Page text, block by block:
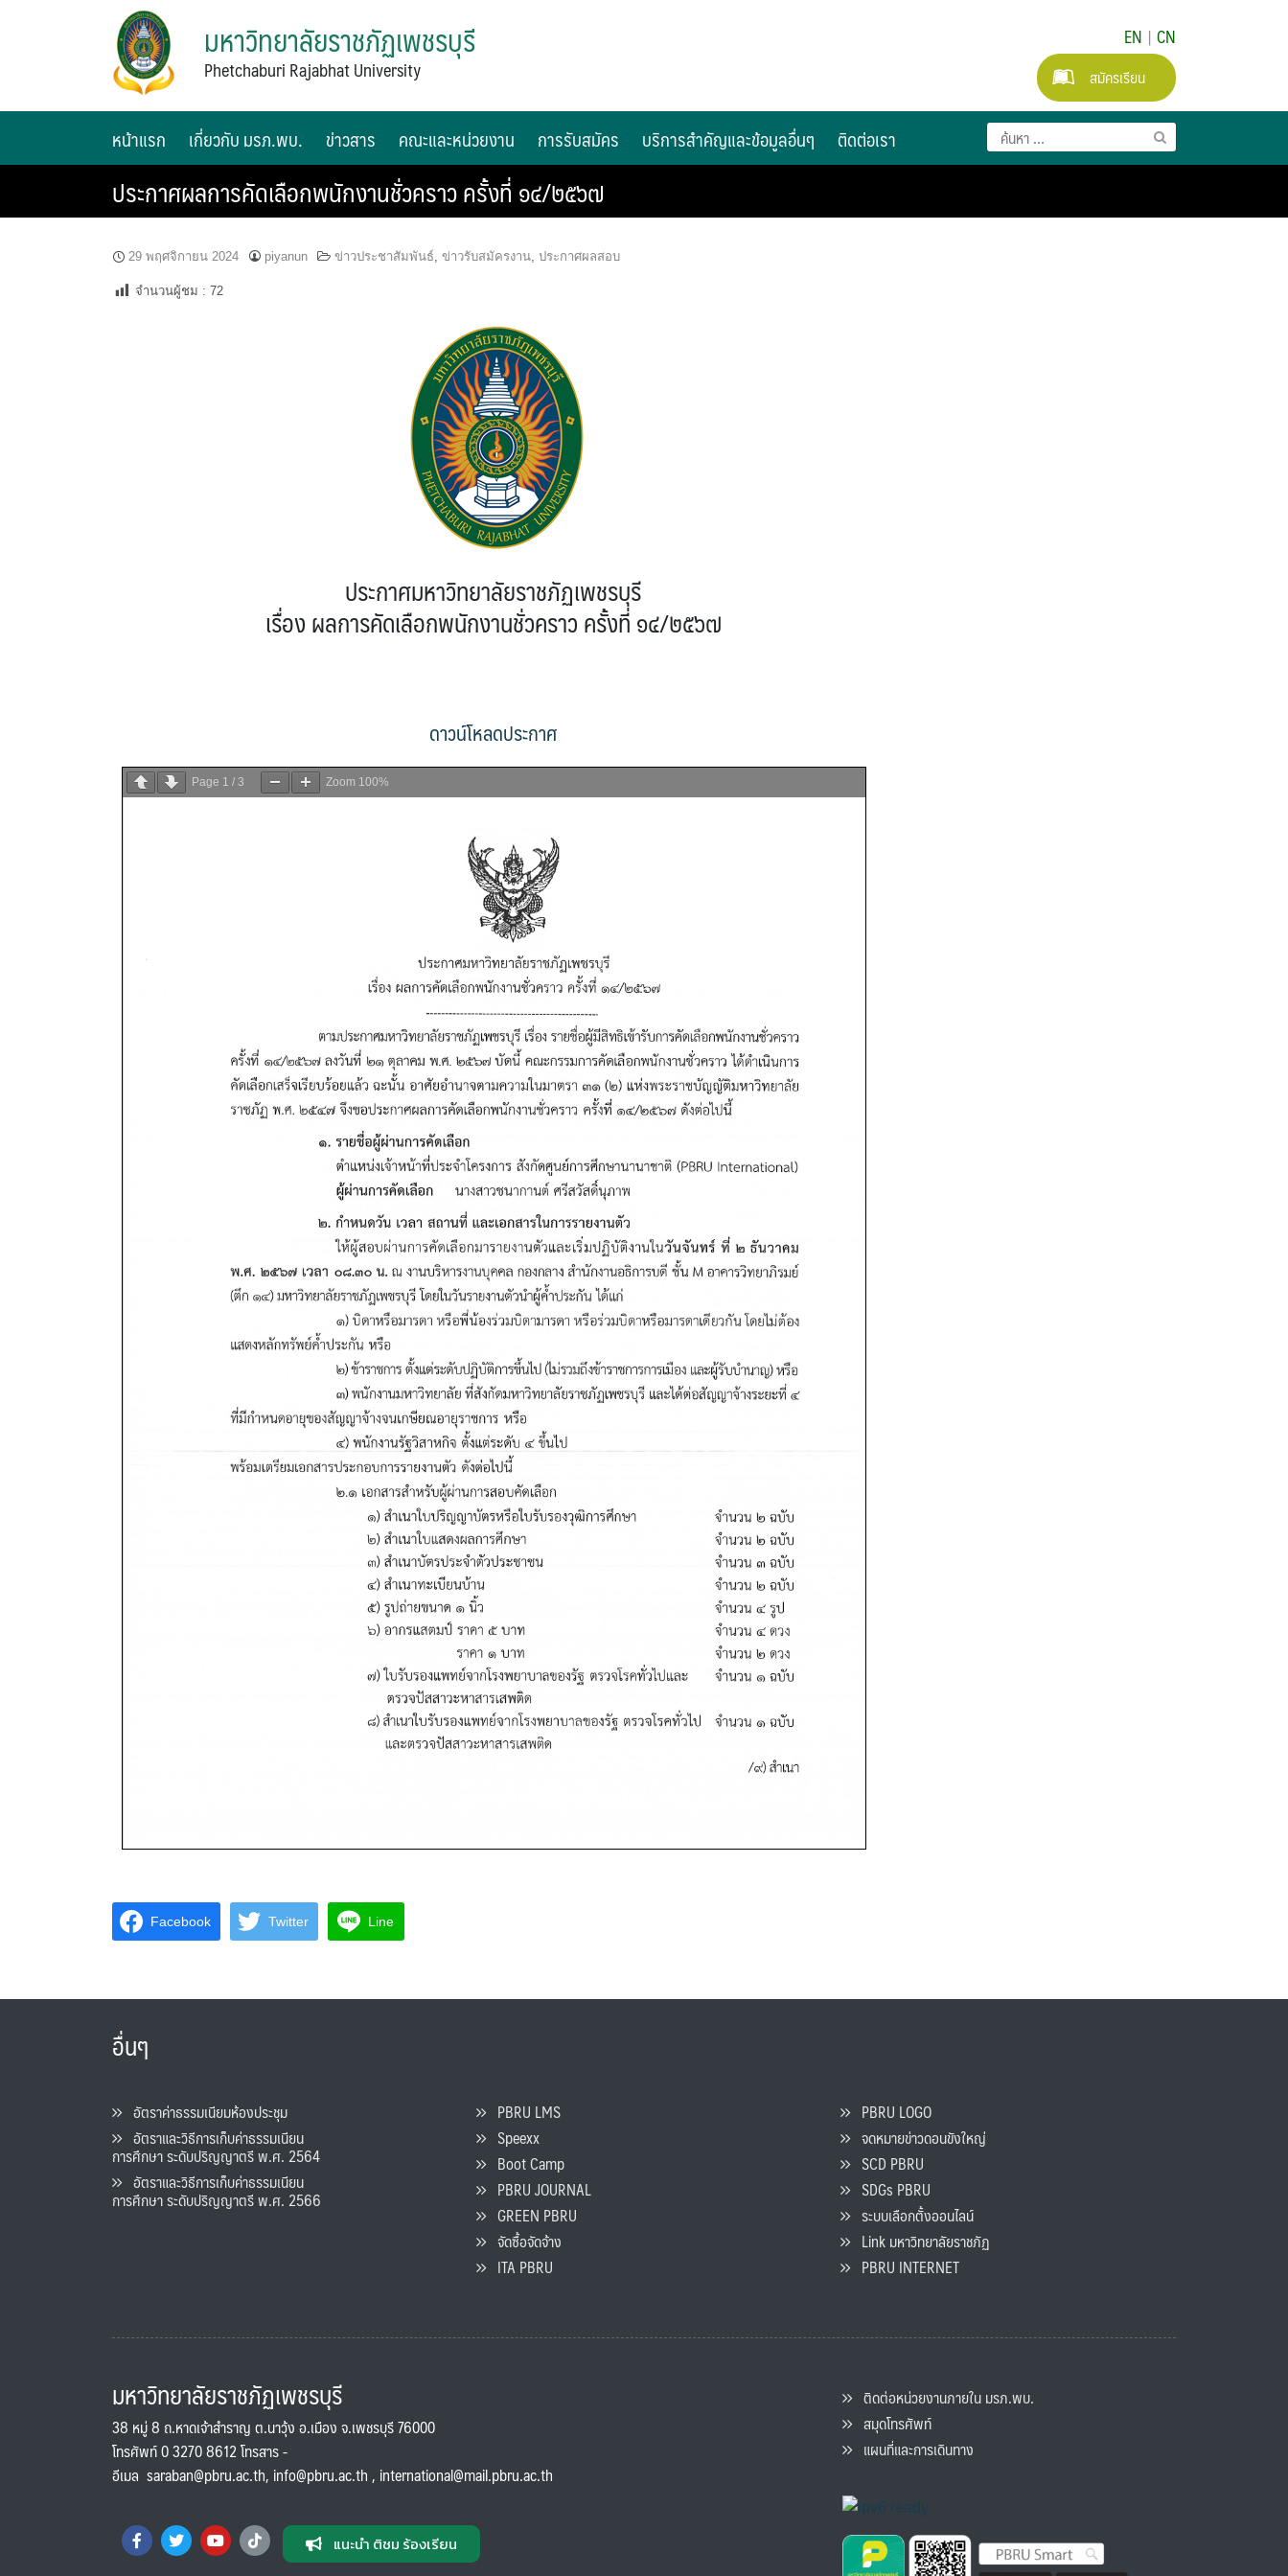
มหาวิทยาลัยราชภัฏเพชรบุรี
Phetchaburi Rajabhat University
EN | CN
สมัครเรียน
หน้าแรก เกี่ยวกับ มรภ.พบ. ข่าวสาร คณะและหน่วยงาน การรับสมัคร บริการสำคัญและข้อมูลอื่นๆ ติดต่อเรา
ประกาศผลการคัดเลือกพนักงานชั่วคราว ครั้งที่ ๑๔/๒๕๖๗
29 พฤศจิกายน 2024 piyanun ข่าวประชาสัมพันธ์, ข่าวรับสมัครงาน, ประกาศผลสอบ
จำนวนผู้ชม : 72
ประกาศมหาวิทยาลัยราชภัฏเพชรบุรี
เรื่อง ผลการคัดเลือกพนักงานชั่วคราว ครั้งที่ ๑๔/๒๕๖๗
ดาวน์โหลดประกาศ
Page 1 / 3 Zoom 100%
Facebook Twitter Line
อื่นๆ
อัตราค่าธรรมเนียมห้องประชุม
อัตราและวิธีการเก็บค่าธรรมเนียน
การศึกษา ระดับปริญญาตรี พ.ศ. 2564
อัตราและวิธีการเก็บค่าธรรมเนียน
การศึกษา ระดับปริญญาตรี พ.ศ. 2566
PBRU LMS
Speexx
Boot Camp
PBRU JOURNAL
GREEN PBRU
จัดซื้อจัดจ้าง
ITA PBRU
PBRU LOGO
จดหมายข่าวดอนขังใหญ่
SCD PBRU
SDGs PBRU
ระบบเลือกตั้งออนไลน์
Link มหาวิทยาลัยราชภัฏ
PBRU INTERNET
มหาวิทยาลัยราชภัฏเพชรบุรี
38 หมู่ 8 ถ.หาดเจ้าสำราญ ต.นาวุ้ง อ.เมือง จ.เพชรบุรี 76000
โทรศัพท์ 0 3270 8612 โทรสาร -
อีเมล saraban@pbru.ac.th, info@pbru.ac.th, international@mail.pbru.ac.th
แนะนำ ติชม ร้องเรียน
ติดต่อหน่วยงานภายใน มรภ.พบ.
สมุดโทรศัพท์
แผนที่และการเดินทาง